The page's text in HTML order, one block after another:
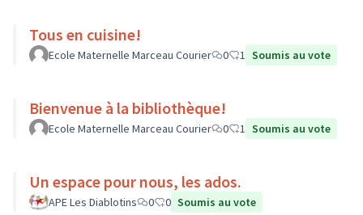
Tous en cuisine!
Ecole Maternelle Marceau Courier 0 1 Soumis au vote
Bienvenue à la bibliothèque!
Ecole Maternelle Marceau Courier 0 1 Soumis au vote
Un espace pour nous, les ados.
APE Les Diablotins 0 0 Soumis au vote